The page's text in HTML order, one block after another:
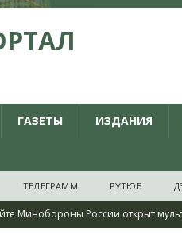
ГАЗЕТЫ ИЗДАНИЯ
ТЕЛЕГРАММ РУТЮБ
Минобороны России открыт